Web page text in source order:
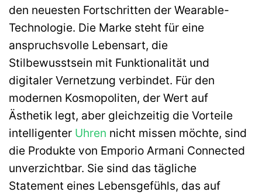
den neuesten Fortschritten der Wearable-
Technologie. Die Marke steht für eine
anspruchsvolle Lebensart, die
Stilbewusstsein mit Funktionalität und
digitaler Vernetzung verbindet. Für den
modernen Kosmopoliten, der Wert auf
Ästhetik legt, aber gleichzeitig die Vorteile
intelligenter Uhren nicht missen möchte, sind
die Produkte von Emporio Armani Connected
unverzichtbar. Sie sind das tägliche
Statement eines Lebensgefühls, das auf